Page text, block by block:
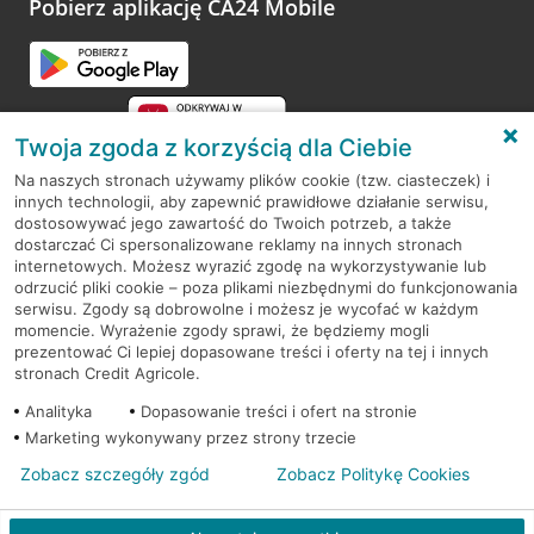
Pobierz aplikację CA24 Mobile
RODO
Regulamin serwisu
Mapa serwisu
PolitykaCookies
© 2026 Credit Agricole Bank Polska S.A. Wszelkie prawa zastrzeżone
Twoja zgoda z korzyścią dla Ciebie
Na naszych stronach używamy plików cookie (tzw. ciasteczek) i
innych technologii, aby zapewnić prawidłowe działanie serwisu,
dostosowywać jego zawartość do Twoich potrzeb, a także
dostarczać Ci spersonalizowane reklamy na innych stronach
internetowych. Możesz wyrazić zgodę na wykorzystywanie lub
odrzucić pliki cookie – poza plikami niezbędnymi do funkcjonowania
serwisu. Zgody są dobrowolne i możesz je wycofać w każdym
momencie. Wyrażenie zgody sprawi, że będziemy mogli
prezentować Ci lepiej dopasowane treści i oferty na tej i innych
stronach Credit Agricole.
Analityka
Dopasowanie treści i ofert na stronie
Marketing wykonywany przez strony trzecie
Zobacz szczegóły zgód Zobacz Politykę Cookies